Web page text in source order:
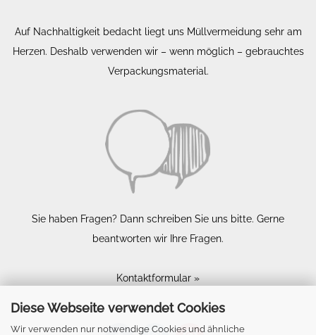
Diese Webseite verwendet Cookies
Wir verwenden nur notwendige Cookies und ähnliche
Auf Nachhaltigkeit bedacht liegt uns Müllvermeidung sehr am
Herzen. Deshalb verwenden wir – wenn möglich – gebrauchtes
Verpackungsmaterial.
Sie haben Fragen? Dann schreiben Sie uns bitte. Gerne
beantworten wir Ihre Fragen.
Kontaktformular »